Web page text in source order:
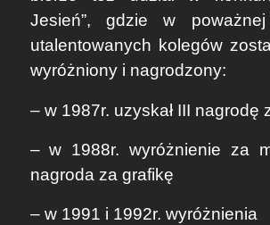
Jesień”, gdzie w poważnej
utalentowanych kolegów
wyróżniony i nagrodzony:
– w 1987r. uzyskał III nagrodę
– w 1988r. wyróżnienie za
nagroda za grafikę
– w 1991 i 1992r. wyróżnienia